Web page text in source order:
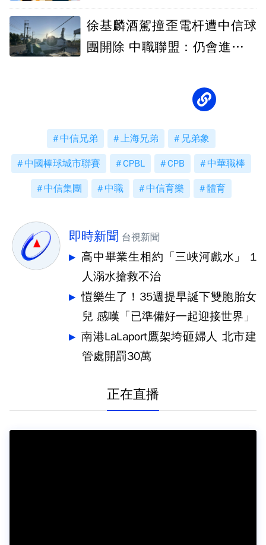
徐基麟酒駕撞歪電杆遭中信球
團開除 中職聯盟：仍會進行懲
中信兄弟 上海兄弟 兄弟象
中國棒球城市聯賽 CPBL CPB 中華職棒
中信集團 中職 中信育樂 體育
即時新聞 台視新聞
高中畢業生相約「三峽河戲水」 1
人溺水搶救不治
愷樂生了！35週提早誕下雙胞胎女
兒 感嘆「已準備好一起迎接世界」
南港LaLaport鷹架垮砸婦人 北市建
管處開罰30萬
正在直播